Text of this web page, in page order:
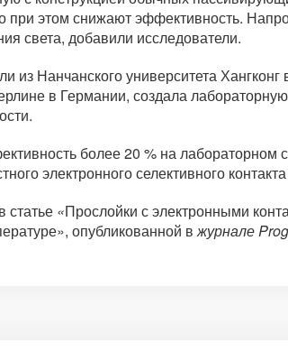
этом снижают эффективность.
света, добавили исследователи.
из Нанчанского университета
в Германии, создала
более 20 % на лабораторном
электронного селективного
статье «Прослойки с электронными
опубликованной вжурнале